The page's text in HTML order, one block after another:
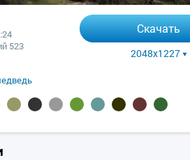
523
Скачать
2048x1227